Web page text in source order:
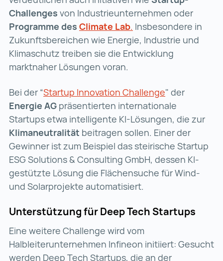
Challenges von Industrieunternehmen oder
Programme des Climate Lab. Climate Lab. (wird
Insbesondere in
Zukunftsbereichen wie Energie, Industrie und
Klimaschutz treiben sie die Entwicklung
marktnaher Lösungen voran.
Bei der “Startup Innovation ChallengeStartup
" der
Energie AG präsentierten internationale
Startups etwa intelligente KI-Lösungen, die zur
Klimaneutralität beitragen sollen. Einer der
Gewinner ist zum Beispiel das steirische Startup
ESG Solutions & Consulting GmbH, dessen KI-
gestützte Lösung die Flächensuche für Wind-
und Solarprojekte automatisiert.
Unterstützung für Deep Tech Startups
Eine weitere Challenge wird vom
Halbleiterunternehmen Infineon initiiert: Gesucht
werden Deep Tech Startups, die an der